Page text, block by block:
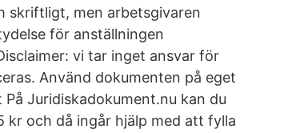
skriftligt, men arbetsgivaren
för anställningen
vi tar inget ansvar för
Använd dokumenten på eget
Juridiskadokument.nu kan du
och då ingår hjälp med att fylla